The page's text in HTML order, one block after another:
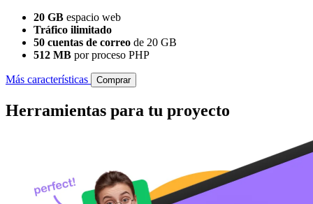
20 GB espacio web
Tráfico ilimitado
50 cuentas de correo de 20 GB
512 MB por proceso PHP
Más características Comprar
Herramientas para tu proyecto